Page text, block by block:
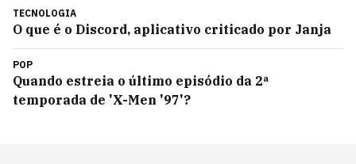
TECNOLOGIA
O que é o Discord, aplicativo criticado por Janja
POP
Quando estreia o último episódio da 2ª
temporada de 'X-Men '97'?